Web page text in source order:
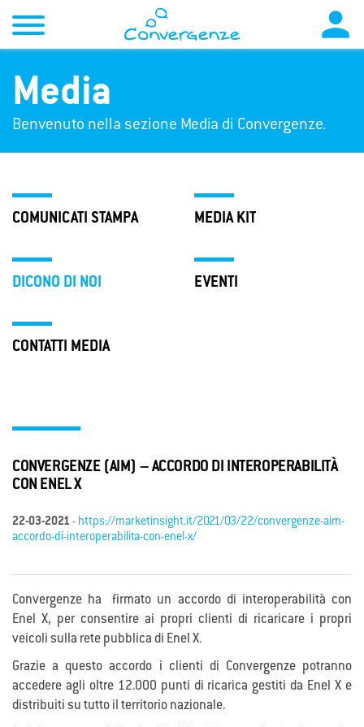

Media
Benvenuto nella sezione Media di Convergenze.
COMUNICATI STAMPA MEDIA KIT
DICONO DI NOI EVENTI
CONTATTI MEDIA
CONVERGENZE (AIM) – ACCORDO DI INTEROPERABILITÀ
CON ENEL X
22-03-2021 - https://marketinsight.it/2021/03/22/convergenze-aim-
accordo-di-interoperabilita-con-enel-x/
Convergenze ha firmato un accordo di interoperabilità con
Enel X, per consentire ai propri clienti di ricaricare i propri
veicoli sulla rete pubblica di Enel X.
Grazie a questo accordo i clienti di Convergenze potranno
accedere agli oltre 12.000 punti di ricarica gestiti da Enel X e
distribuiti su tutto il territorio nazionale.